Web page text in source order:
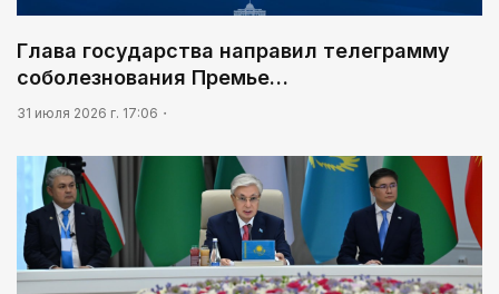
Глава государства направил телеграмму
соболезнования Премье…
31 июля 2026 г. 17:06